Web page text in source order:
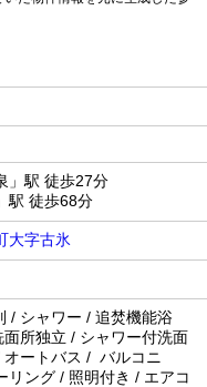
」駅 徒歩27分
駅 徒歩68分
大字古氷
/ シャワー / 追焚機能浴
所独立 / シャワー付洗面
オートバス / バルコニ
リング / 照明付き / エアコ